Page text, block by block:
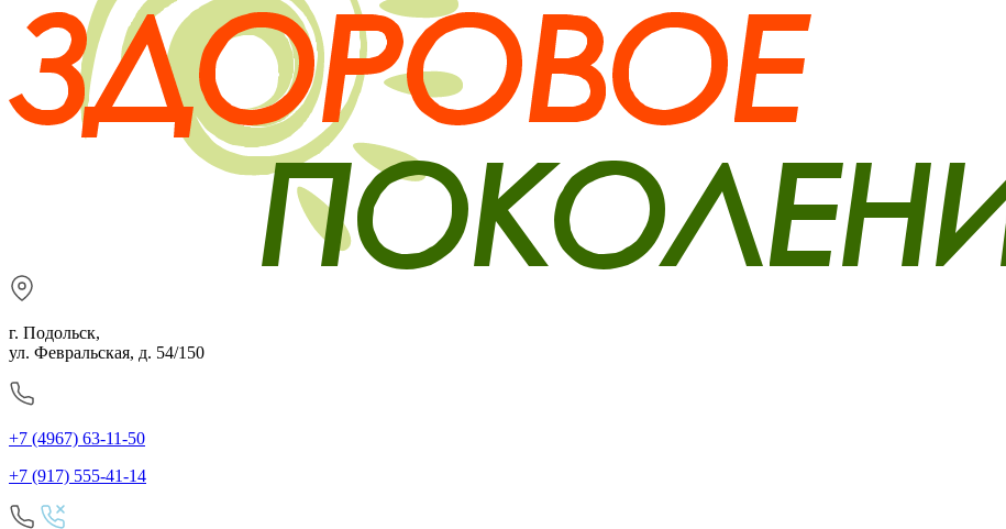
г. Подольск,
ул. Февральская, д. 54/150
+7 (4967) 63-11-50
+7 (917) 555-41-14